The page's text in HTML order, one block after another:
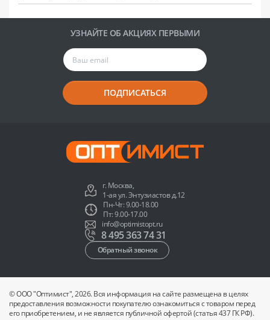
УЗНАЙТЕ ОБ АКЦИЯХ ПЕРВЫМИ
ПОДПИСАТЬСЯ
г. Москва,
1-ая ул. Энтузиастов д.12
Пн-Чт: 9.00-18.00
Пт: 9.00-17.00
info@optimistopt.ru
8 495 363 74 31
Обратный звонок
© ООО "Оптимист", 2026. Вся информация на сайте размещена в целях
предоставления возможности покупателю ознакомиться с товаром перед
его приобретением, и не является публичной офертой (статья 437 ГК РФ).